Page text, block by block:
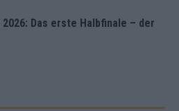
Das erste Halbfinale – der